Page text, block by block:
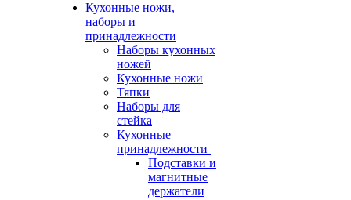
Кухонные ножи,
наборы и
принадлежности
Наборы кухонных
ножей
Кухонные ножи
Тяпки
Наборы для
стейка
Кухонные
принадлежности
Подставки и
магнитные
держатели